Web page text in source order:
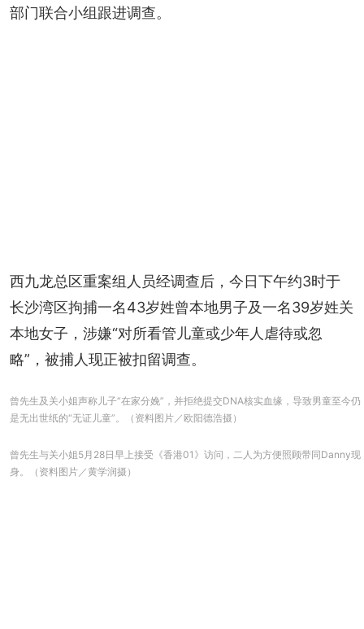
部门联合小组跟进调查。
西九龙总区重案组人员经调查后，今日下午约3时于
长沙湾区拘捕一名43岁姓曾本地男子及一名39岁姓关
本地女子，涉嫌“对所看管儿童或少年人虐待或忽
略”，被捕人现正被扣留调查。
曾先生及关小姐声称儿子“在家分娩”，并拒绝提交DNA核实血缘，导致男童至今仍
是无出世纸的“无证儿童”。（资料图片／欧阳德浩摄）
曾先生与关小姐5月28日早上接受《香港01》访问，二人为方便照顾带同Danny现
身。（资料图片／黄学润摄）